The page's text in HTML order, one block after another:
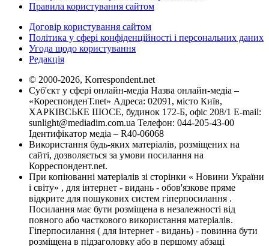
Правила користування сайтом
Договір користування сайтом
Політика у сфері конфіденційності і персональних даних
Угода щодо користування
Редакція
© 2000-2026, Korrespondent.net
Суб'єкт у сфері онлайн-медіа Назва онлайн-медіа –
«КореспонденТ.net» Адреса: 02091, місто Київ,
ХАРКІВСЬКЕ ШОСЕ, будинок 172-Б, офіс 208/1 E-mail:
sunlight@mediadim.com.ua Телефон: 044-205-43-00
Ідентифікатор медіа – R40-06068
Використання будь-яких матеріалів, розміщених на
сайті, дозволяється за умови посилання на
Корреспондент.net.
При копіюванні матеріалів зі сторінки « Новини України
і світу» , для інтернет - видань - обов'язкове пряме
відкрите для пошукових систем гіперпосилання .
Посилання має бути розміщена в незалежності від
повного або часткового використання матеріалів.
Гіперпосилання ( для інтернет - видань) - повинна бути
розміщена в підзаголовку або в першому абзаці